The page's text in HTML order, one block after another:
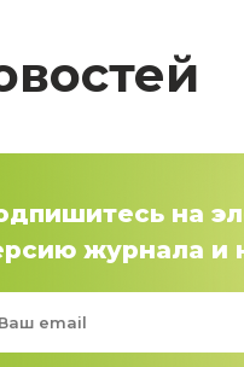
на
журнала и